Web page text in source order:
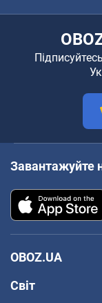
Завантажуйте
OBOZ.UA
Світ